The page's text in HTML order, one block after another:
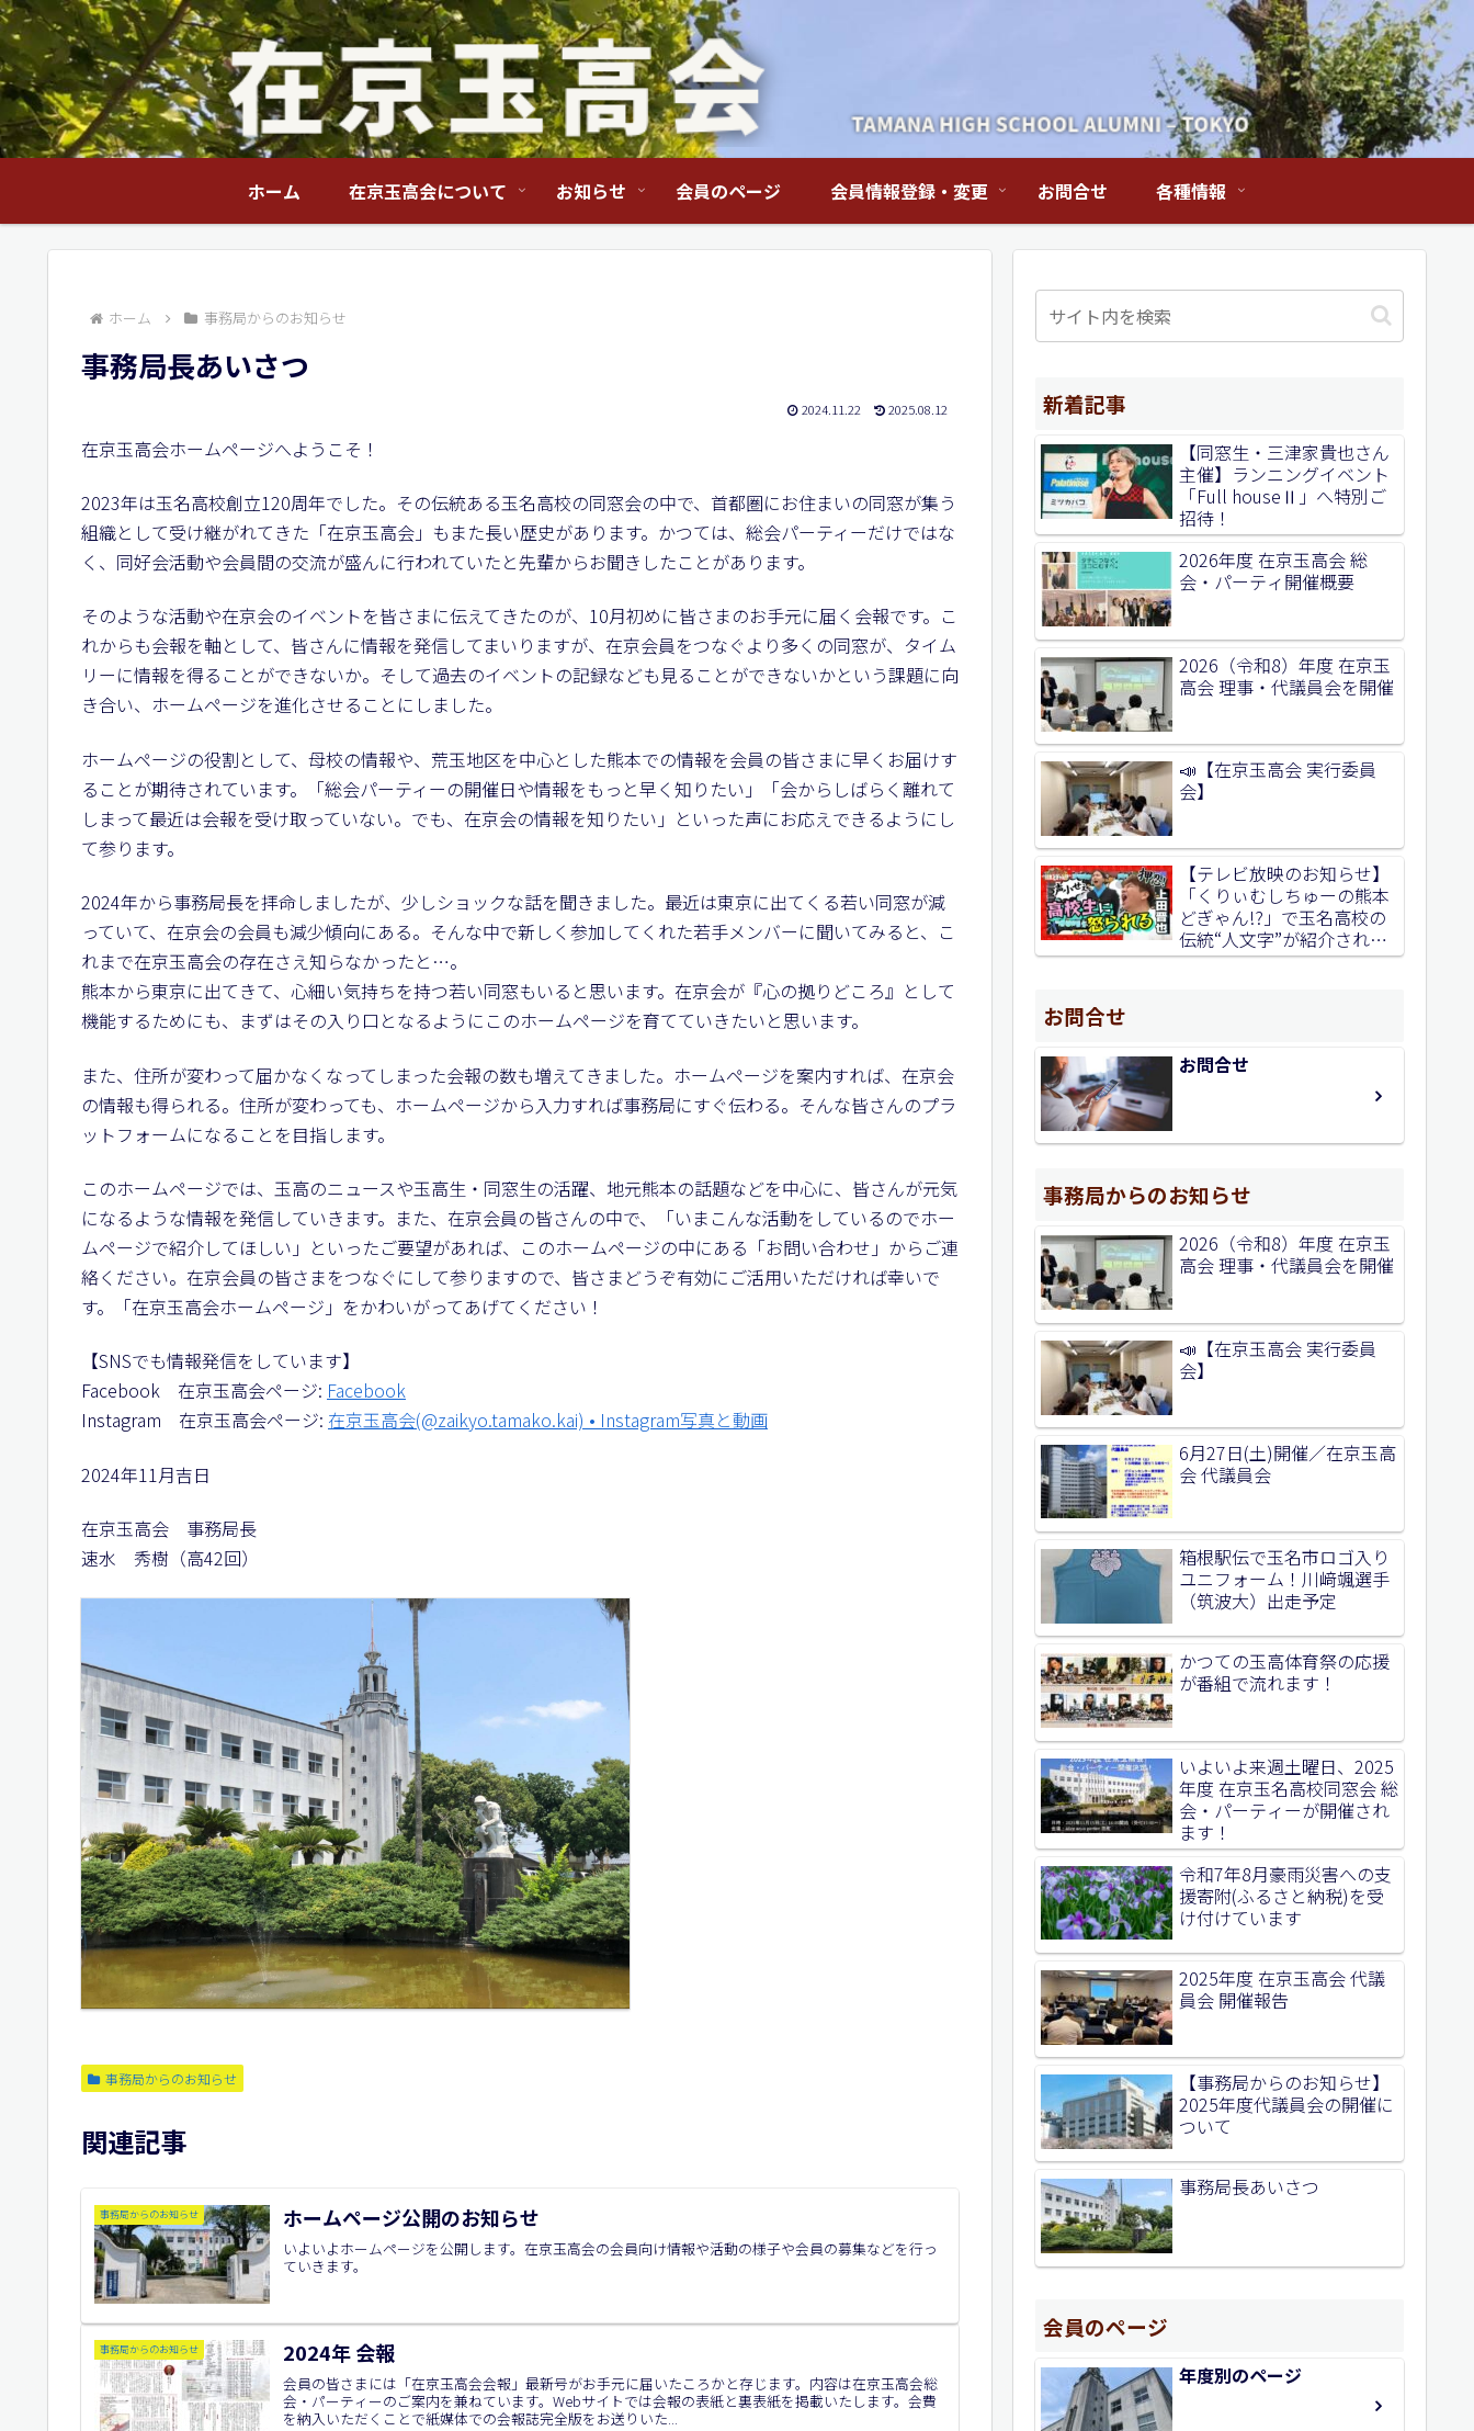
ホーム 在京玉高会について お知らせ 会員のページ 会員情報登録・変更 お問合せ 各種情報
ホーム 事務局からのお知らせ
事務局長あいさつ
2024.11.22 2025.08.12
在京玉高会ホームページへようこそ！
2023年は玉名高校創立120周年でした。その伝統ある玉名高校の同窓会の中で、首都圏にお住まいの同窓が集う
組織として受け継がれてきた「在京玉高会」もまた長い歴史があります。かつては、総会パーティーだけではな
く、同好会活動や会員間の交流が盛んに行われていたと先輩からお聞きしたことがあります。
そのような活動や在京会のイベントを皆さまに伝えてきたのが、10月初めに皆さまのお手元に届く会報です。こ
れからも会報を軸として、皆さんに情報を発信してまいりますが、在京会員をつなぐより多くの同窓が、タイム
リーに情報を得ることができないか。そして過去のイベントの記録なども見ることができないかという課題に向
き合い、ホームページを進化させることにしました。
ホームページの役割として、母校の情報や、荒玉地区を中心とした熊本での情報を会員の皆さまに早くお届けす
ることが期待されています。「総会パーティーの開催日や情報をもっと早く知りたい」「会からしばらく離れて
しまって最近は会報を受け取っていない。でも、在京会の情報を知りたい」といった声にお応えできるようにし
て参ります。
2024年から事務局長を拝命しましたが、少しショックな話を聞きました。最近は東京に出てくる若い同窓が減
っていて、在京会の会員も減少傾向にある。そんな中で新しく参加してくれた若手メンバーに聞いてみると、こ
れまで在京玉高会の存在さえ知らなかったと…。
熊本から東京に出てきて、心細い気持ちを持つ若い同窓もいると思います。在京会が『心の拠りどころ』として
機能するためにも、まずはその入り口となるようにこのホームページを育てていきたいと思います。
また、住所が変わって届かなくなってしまった会報の数も増えてきました。ホームページを案内すれば、在京会
の情報も得られる。住所が変わっても、ホームページから入力すれば事務局にすぐ伝わる。そんな皆さんのプラ
ットフォームになることを目指します。
このホームページでは、玉高のニュースや玉高生・同窓生の活躍、地元熊本の話題などを中心に、皆さんが元気
になるような情報を発信していきます。また、在京会員の皆さんの中で、「いまこんな活動をしているのでホー
ムページで紹介してほしい」といったご要望があれば、このホームページの中にある「お問い合わせ」からご連
絡ください。在京会員の皆さまをつなぐにして参りますので、皆さまどうぞ有効にご活用いただければ幸いで
す。「在京玉高会ホームページ」をかわいがってあげてください！
【SNSでも情報発信をしています】
Facebook 在京玉高会ページ: Facebook
Instagram 在京玉高会ページ: 在京玉高会(@zaikyo.tamako.kai) • Instagram写真と動画
2024年11月吉日
在京玉高会 事務局長
速水 秀樹（高42回）
事務局からのお知らせ
関連記事
事務局からのお知らせ ホームページ公開のお知らせ
いよいよホームページを公開します。在京玉高会の会員向け情報や活動の様子や会員の募集などを行っ
ていきます。
事務局からのお知らせ 2024年 会報
会員の皆さまには「在京玉高会会報」最新号がお手元に届いたころかと存じます。内容は在京玉高会総
会・パーティーのご案内を兼ねています。Webサイトでは会報の表紙と裏表紙を掲載いたします。会費
を納入いただくことで紙媒体での会報誌完全版をお送りいた...
新着記事
【同窓生・三津家貴也さん
主催】ランニングイベント
「Full houseⅡ」へ特別ご
招待！
2026年度 在京玉高会 総
会・パーティ開催概要
2026（令和8）年度 在京玉
高会 理事・代議員会を開催
📣【在京玉高会 実行委員
会】
【テレビ放映のお知らせ】
「くりぃむしちゅーの熊本
どぎゃん!?」で玉名高校の
伝統“人文字”が紹介されま
した
お問合せ
お問合せ
事務局からのお知らせ
2026（令和8）年度 在京玉
高会 理事・代議員会を開催
📣【在京玉高会 実行委員
会】
6月27日(土)開催／在京玉高
会 代議員会
箱根駅伝で玉名市ロゴ入り
ユニフォーム！川﨑颯選手
（筑波大）出走予定
かつての玉高体育祭の応援
が番組で流れます！
いよいよ来週土曜日、2025
年度 在京玉名高校同窓会 総
会・パーティーが開催され
ます！
令和7年8月豪雨災害への支
援寄附(ふるさと納税)を受
け付けています
2025年度 在京玉高会 代議
員会 開催報告
【事務局からのお知らせ】
2025年度代議員会の開催に
ついて
事務局長あいさつ
会員のページ
年度別のページ